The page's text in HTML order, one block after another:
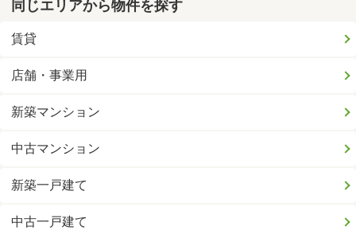
同じエリアから物件を探す
賃貸
店舗・事業用
新築マンション
中古マンション
新築一戸建て
中古一戸建て